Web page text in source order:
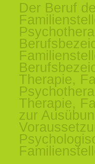
Der Beruf
Therapie,
Therapie,
zur